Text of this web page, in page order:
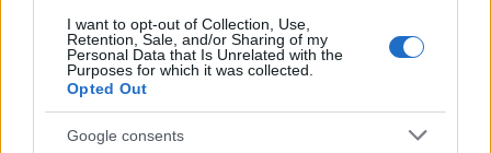
I want to opt-out of Collection, Use,
Retention, Sale, and/or Sharing of my
Personal Data that Is Unrelated with the
Purposes for which it was collected.
Opted Out
Google consents